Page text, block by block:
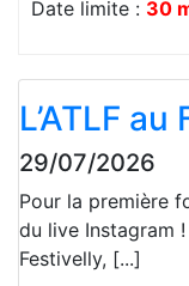
Date limite : 30
L’ATLF
29/07/2026
Pour la première
du live Instagram
Festivelly, [...]